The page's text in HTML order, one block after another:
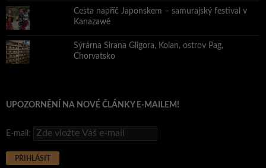
Cesta napříč Japonskem – samurajský festival v
Kanazawě
Sýrárna Sirana Gligora, Kolan, ostrov Pag,
Chorvatsko
UPOZORNĚNÍ NA NOVÉ ČLÁNKY E-MAILEM!
E-mail: